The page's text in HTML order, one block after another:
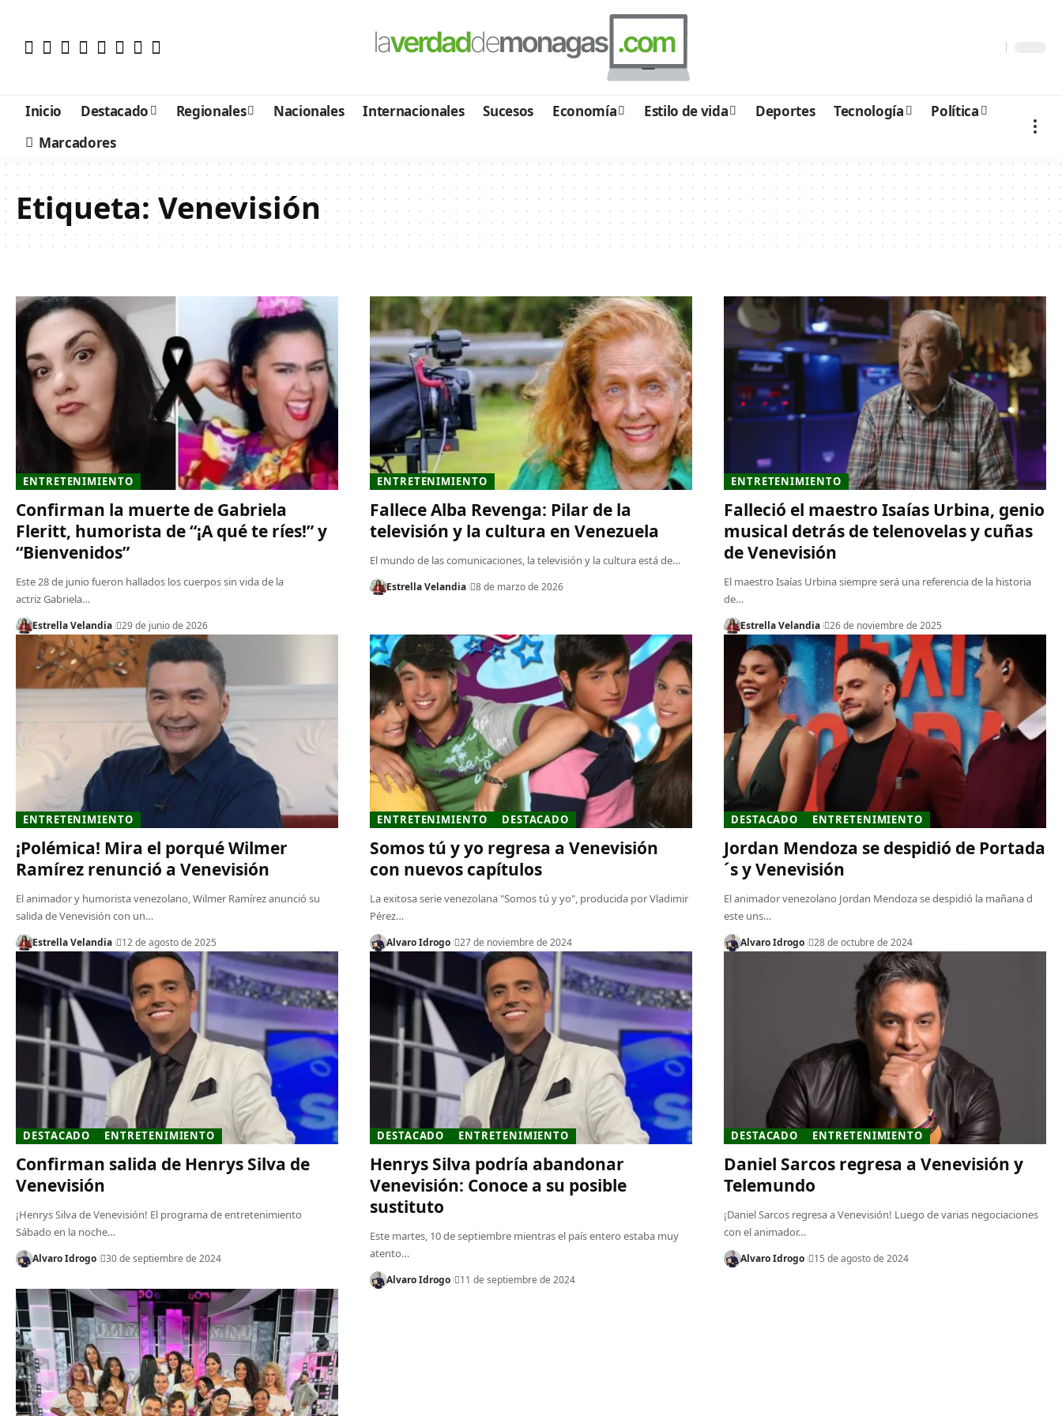
Inicio Destacado Regionales Nacionales Internacionales Sucesos Economía Estilo de vida Deportes Tecnología
Política
Marcadores
Etiqueta: Venevisión
ENTRETENIMIENTO
Confirman la muerte de Gabriela
Fleritt, humorista de “¡A qué te ríes!” y
“Bienvenidos”
Este 28 de junio fueron hallados los cuerpos sin vida de la
actriz Gabriela…
Estrella Velandia 29 de junio de 2026
ENTRETENIMIENTO
Fallece Alba Revenga: Pilar de la
televisión y la cultura en Venezuela
El mundo de las comunicaciones, la televisión y la cultura está de…
Estrella Velandia 8 de marzo de 2026
ENTRETENIMIENTO
Falleció el maestro Isaías Urbina, genio
musical detrás de telenovelas y cuñas
de Venevisión
El maestro Isaías Urbina siempre será una referencia de la historia
de…
Estrella Velandia 26 de noviembre de 2025
ENTRETENIMIENTO
¡Polémica! Mira el porqué Wilmer
Ramírez renunció a Venevisión
El animador y humorista venezolano, Wilmer Ramírez anunció su
salida de Venevisión con un…
Estrella Velandia 12 de agosto de 2025
ENTRETENIMIENTO DESTACADO
Somos tú y yo regresa a Venevisión
con nuevos capítulos
La exitosa serie venezolana "Somos tú y yo", producida por Vladimir
Pérez…
Alvaro Idrogo 27 de noviembre de 2024
DESTACADO ENTRETENIMIENTO
Jordan Mendoza se despidió de Portada
´s y Venevisión
El animador venezolano Jordan Mendoza se despidió la mañana d
este uns…
Alvaro Idrogo 28 de octubre de 2024
DESTACADO ENTRETENIMIENTO
Confirman salida de Henrys Silva de
Venevisión
¡Henrys Silva de Venevisión! El programa de entretenimiento
Sábado en la noche…
Alvaro Idrogo 30 de septiembre de 2024
DESTACADO ENTRETENIMIENTO
Henrys Silva podría abandonar
Venevisión: Conoce a su posible
sustituto
Este martes, 10 de septiembre mientras el país entero estaba muy
atento…
Alvaro Idrogo 11 de septiembre de 2024
DESTACADO ENTRETENIMIENTO
Daniel Sarcos regresa a Venevisión y
Telemundo
¡Daniel Sarcos regresa a Venevisión! Luego de varias negociaciones
con el animador…
Alvaro Idrogo 15 de agosto de 2024